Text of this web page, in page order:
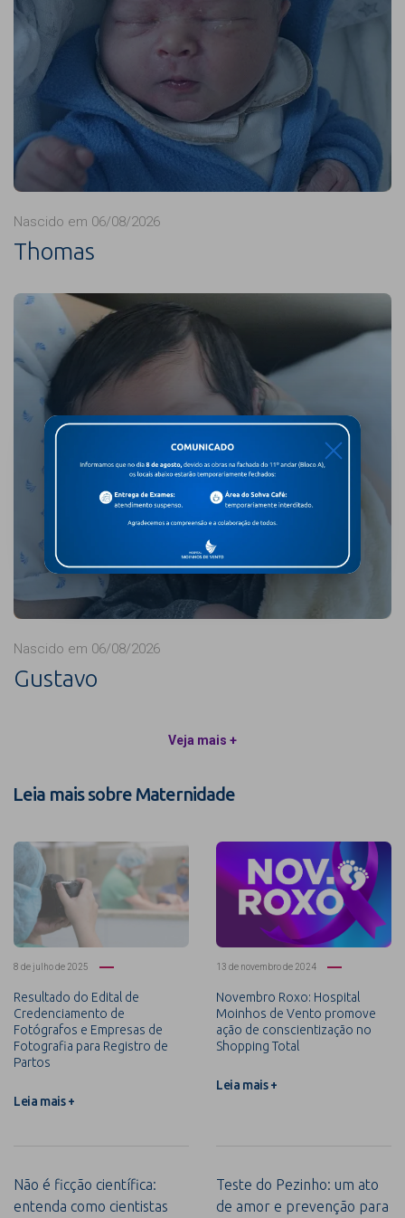
Nascido em 06/08/2026
Thomas
Nascido em 06/08/2026
Gustavo
Veja mais +
Leia mais sobre Maternidade
8 de julho de 2025
Resultado do Edital de
Credenciamento de
Fotógrafos e Empresas de
Fotografia para Registro de
Partos
Leia mais +
13 de novembro de 2024
Novembro Roxo: Hospital
Moinhos de Vento promove
ação de conscientização no
Shopping Total
Leia mais +
Não é ficção científica:
entenda como cientistas
Teste do Pezinho: um ato
de amor e prevenção para
X